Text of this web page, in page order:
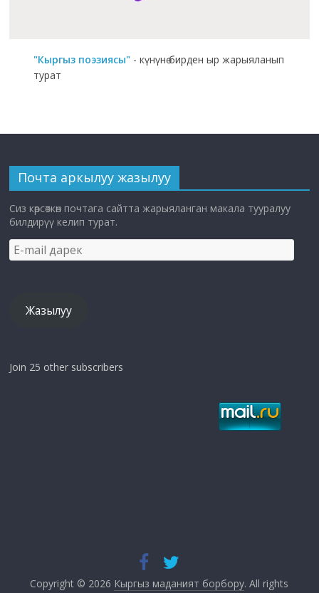
"Кыргыз поэзиясы" - күнүнө бирден ыр жарыяланып
турат
Почта аркылуу жазылуу
Сиз көрсөткөн почтага сайтта жарыяланган макала тууралуу
билдирүү келип турат.
E-
mail
Жазылуу
Join 25 other subscribers
Copyright © 2026 Кыргыз маданият борбору. All rights